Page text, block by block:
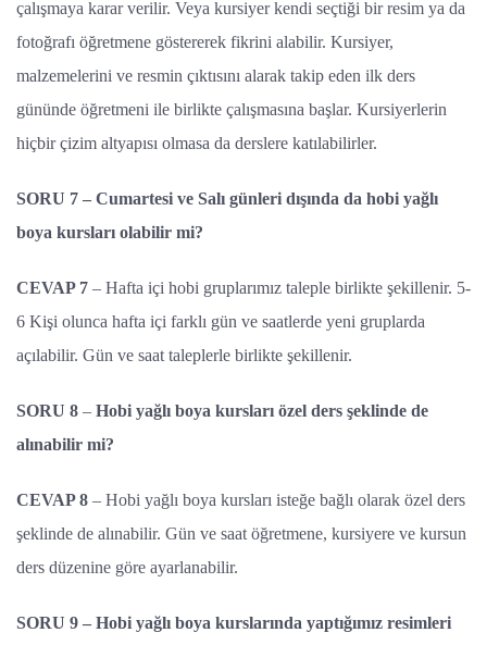
çalışmaya karar verilir. Veya kursiyer kendi seçtiği bir resim ya da
fotoğrafı öğretmene göstererek fikrini alabilir. Kursiyer,
malzemelerini ve resmin çıktısını alarak takip eden ilk ders
gününde öğretmeni ile birlikte çalışmasına başlar. Kursiyerlerin
hiçbir çizim altyapısı olmasa da derslere katılabilirler.
SORU 7 – Cumartesi ve Salı günleri dışında da hobi yağlı
boya kursları olabilir mi?
CEVAP 7 – Hafta içi hobi gruplarımız taleple birlikte şekillenir. 5-
6 Kişi olunca hafta içi farklı gün ve saatlerde yeni gruplarda
açılabilir. Gün ve saat taleplerle birlikte şekillenir.
SORU 8 – Hobi yağlı boya kursları özel ders şeklinde de
alınabilir mi?
CEVAP 8 – Hobi yağlı boya kursları isteğe bağlı olarak özel ders
şeklinde de alınabilir. Gün ve saat öğretmene, kursiyere ve kursun
ders düzenine göre ayarlanabilir.
SORU 9 – Hobi yağlı boya kurslarında yaptığımız resimleri